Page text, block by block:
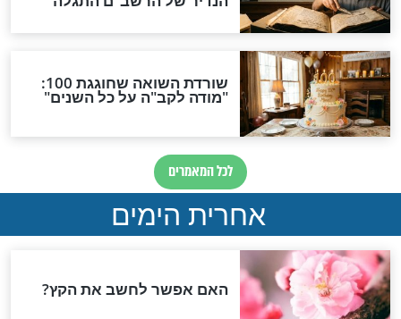
המדפים: איך
ונשארים בני
להכשרת המטבח לפסח
פסח